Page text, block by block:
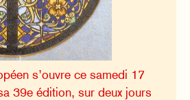
s’ouvre ce samedi 17
39e édition, sur deux jours